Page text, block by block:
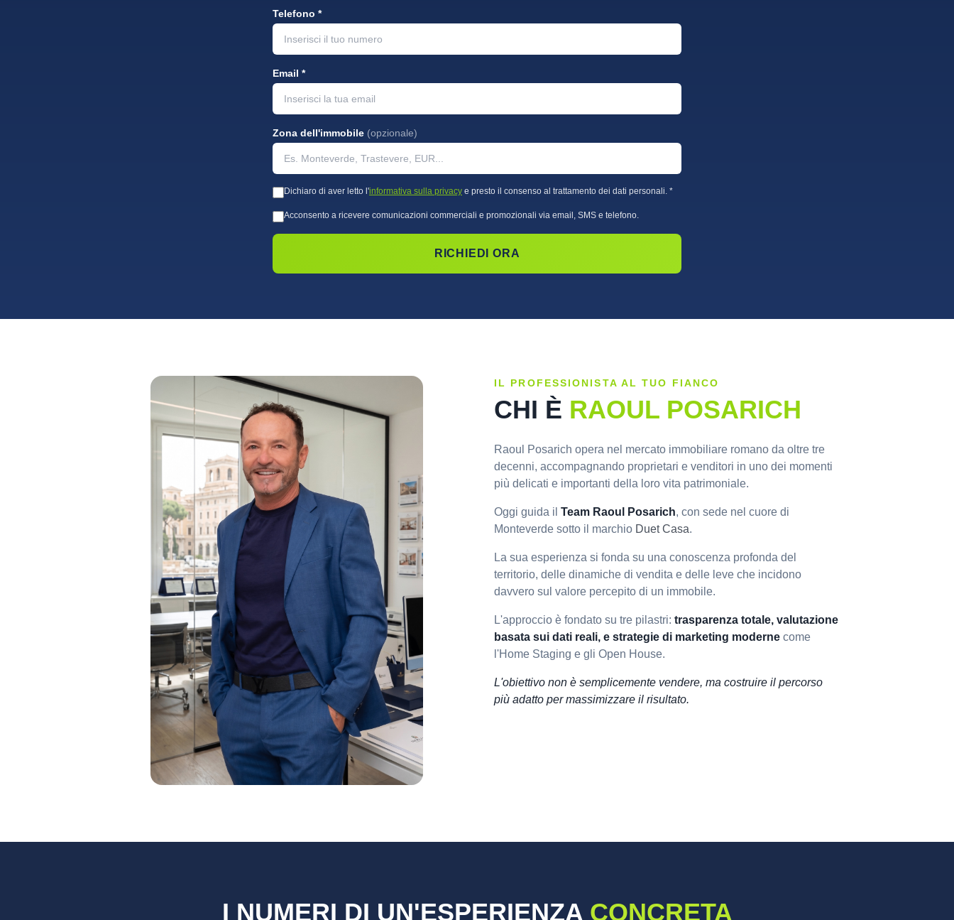
Telefono *
Email *
Zona dell'immobile (opzionale)
Dichiaro di aver letto l'informativa sulla privacy e presto il consenso al trattamento dei dati personali. *
Acconsento a ricevere comunicazioni commerciali e promozionali via email, SMS e telefono.
RICHIEDI ORA
IL PROFESSIONISTA AL TUO FIANCO
CHI È RAOUL POSARICH
Raoul Posarich opera nel mercato immobiliare romano da oltre tre
decenni, accompagnando proprietari e venditori in uno dei momenti
più delicati e importanti della loro vita patrimoniale.
Oggi guida il Team Raoul Posarich, con sede nel cuore di
Monteverde sotto il marchio Duet Casa.
La sua esperienza si fonda su una conoscenza profonda del
territorio, delle dinamiche di vendita e delle leve che incidono
davvero sul valore percepito di un immobile.
L'approccio è fondato su tre pilastri: trasparenza totale, valutazione
basata sui dati reali, e strategie di marketing moderne come
l'Home Staging e gli Open House.
L'obiettivo non è semplicemente vendere, ma costruire il percorso
più adatto per massimizzare il risultato.
I NUMERI DI UN'ESPERIENZA CONCRETA